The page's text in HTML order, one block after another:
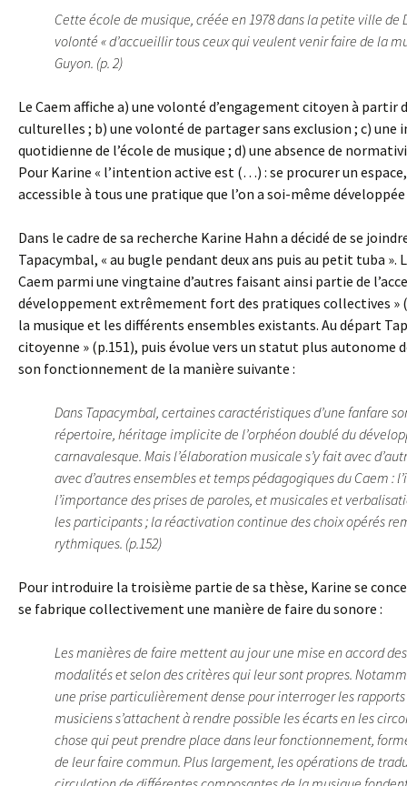
Cette école de musique, créée en 1978 dans la petite ville
volonté « d’accueillir tous ceux qui veulent venir faire de la
Guyon. (p. 2)
Le Caem affiche a) une volonté d’engagement citoyen à
culturelles ; b) une volonté de partager sans exclusion ; c)
quotidienne de l’école de musique ; d) une absence de
Pour Karine « l’intention active est (…) : se procurer un
accessible à tous une pratique que l’on a soi-même développée
Dans le cadre de sa recherche Karine Hahn a décidé de se
Tapacymbal, « au bugle pendant deux ans puis au petit tuba
Caem parmi une vingtaine d’autres faisant ainsi partie de
développement extrêmement fort des pratiques collectives »
la musique et les différents ensembles existants. Au départ
citoyenne » (p.151), puis évolue vers un statut plus autonome
son fonctionnement de la manière suivante :
Dans Tapacymbal, certaines caractéristiques d’une fanfare
répertoire, héritage implicite de l’orphéon doublé du
carnavalesque. Mais l’élaboration musicale s’y fait avec
avec d’autres ensembles et temps pédagogiques du Caem :
l’importance des prises de paroles, et musicales et
les participants ; la réactivation continue des choix opérés
rythmiques. (p.152)
Pour introduire la troisième partie de sa thèse, Karine se
se fabrique collectivement une manière de faire du sonore :
Les manières de faire mettent au jour une mise en accord
modalités et selon des critères qui leur sont propres.
une prise particulièrement dense pour interroger les
musiciens s’attachent à rendre possible les écarts en les
chose qui peut prendre place dans leur fonctionnement,
de leur faire commun. Plus largement, les opérations de